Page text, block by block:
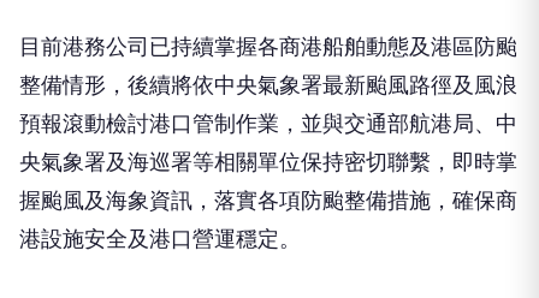
目前港務公司已持續掌握各商港船舶動態及港區防颱
整備情形，後續將依中央氣象署最新颱風路徑及風浪
預報滾動檢討港口管制作業，並與交通部航港局、中
央氣象署及海巡署等相關單位保持密切聯繫，即時掌
握颱風及海象資訊，落實各項防颱整備措施，確保商
港設施安全及港口營運穩定。